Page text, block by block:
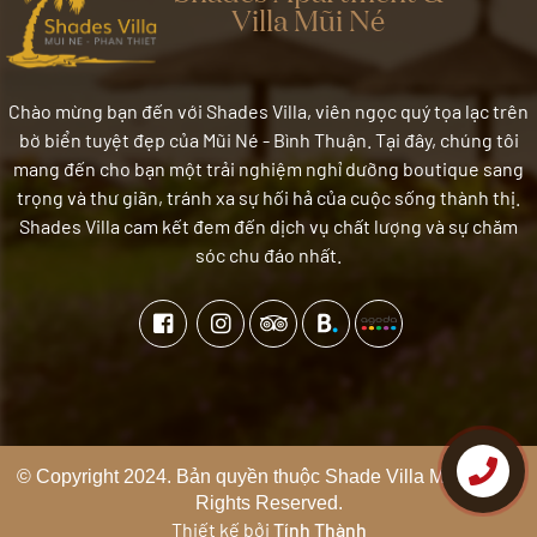
những địa danh nổi tiếng ở
Villa Mũi Né
Chào mừng bạn đến với Shades Villa, viên ngọc quý tọa lạc trên
bờ biển tuyệt đẹp của Mũi Né - Bình Thuận. Tại đây, chúng tôi
mang đến cho bạn một trải nghiệm nghỉ dưỡng boutique sang
trọng và thư giãn, tránh xa sự hối hả của cuộc sống thành thị.
Shades Villa cam kết đem đến dịch vụ chất lượng và sự chăm
sóc chu đáo nhất.
© Copyright 2024. Bản quyền thuộc Shade Villa Mui Ne. All
Rights Reserved.
Thiết kế bởi Tính Thành
Liên hệ